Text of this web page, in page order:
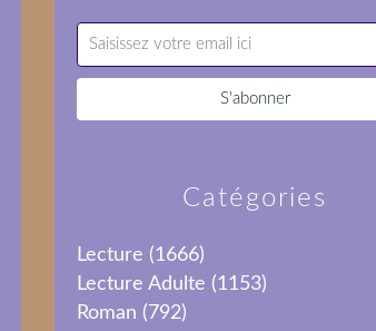
Catégories
Lecture (1666)
Lecture Adulte (1153)
Roman (792)